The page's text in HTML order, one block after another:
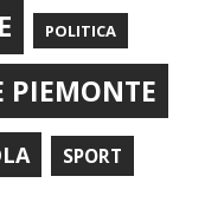
POLITICA
PIEMONTE
SPORT